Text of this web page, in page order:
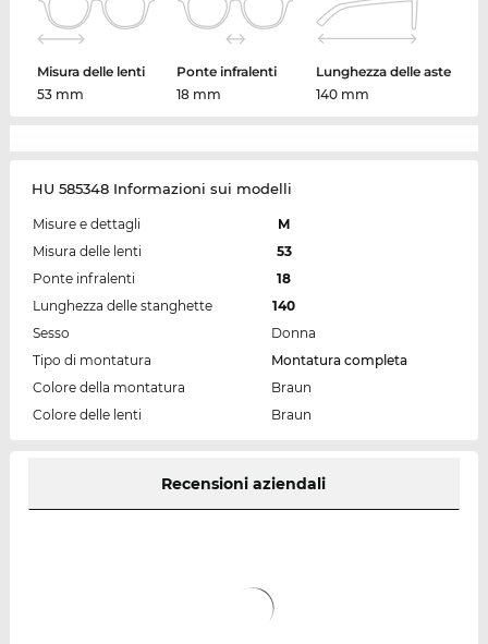
Misura delle lenti
53 mm
Ponte infralenti
18 mm
Lunghezza delle aste
140 mm
HU 585348 Informazioni sui modelli
Misure e dettagli
M
Misura delle lenti
53
Ponte infralenti
18
Lunghezza delle stanghette
140
Sesso
Donna
Tipo di montatura
Montatura completa
Colore della montatura
Braun
Colore delle lenti
Braun
Recensioni aziendali